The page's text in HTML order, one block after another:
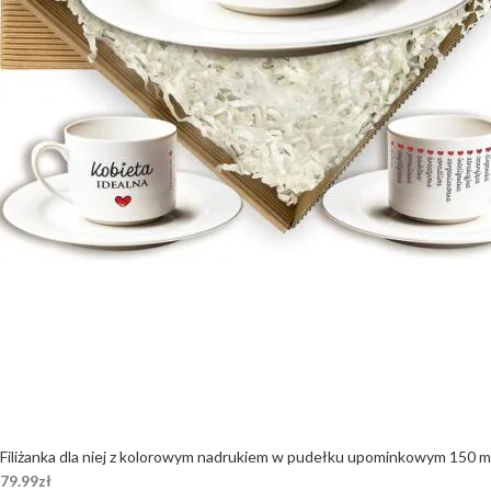
Filiżanka dla niej z kolorowym nadrukiem w pudełku upominkowym 150
79.99zł